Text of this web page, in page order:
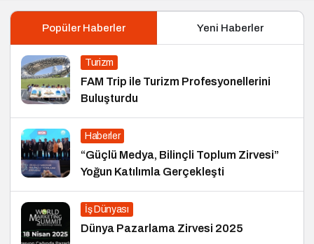
Popüler Haberler Yeni Haberler
Turizm
FAM Trip ile Turizm Profesyonellerini
Buluşturdu
Haberler
“Güçlü Medya, Bilinçli Toplum Zirvesi”
Yoğun Katılımla Gerçekleşti
İş Dünyası
Dünya Pazarlama Zirvesi 2025